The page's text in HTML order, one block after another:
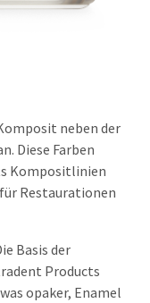
neben der
Diese Farben
Kompositlinien
Restaurationen
Basis der
Products
opaker, Enamel